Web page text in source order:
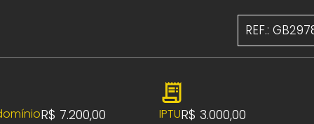
REF.:
R$ 7.200,00 IPTUR$ 3.000,00